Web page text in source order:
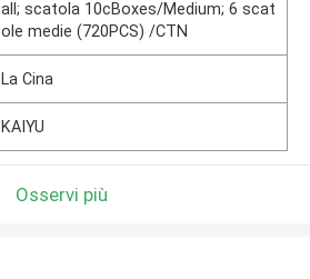
all; scatola 10cBoxes/Medium; 6 scat
ole medie (720PCS) /CTN
La Cina
KAIYU
Osservi più